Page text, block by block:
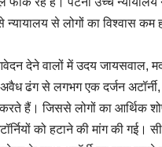
से लोगों का विश्वास कम
देने वालों में उदय जायसवाल,
अवैध ढंग से लगभग एक दर्जन अटॉर्नी,
करते हैं। जिससे लोगों का आर्थिक
को हटाने की मांग की गई।